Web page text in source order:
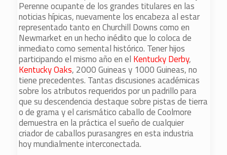
Perenne ocupante de los grandes titulares en las
noticias hípicas, nuevamente los encabeza al estar
representado tanto en Churchill Downs como en
Newmarket en un hecho inédito que lo coloca de
inmediato como semental histórico. Tener hijos
participando el mismo año en el Kentucky Derby,
Kentucky Oaks, 2000 Guineas y 1000 Guineas, no
tiene precedentes. Tantas discusiones académicas
sobre los atributos requeridos por un padrillo para
que su descendencia destaque sobre pistas de tierra
o de grama y el carismático caballo de Coolmore
demuestra en la práctica el sueño de cualquier
criador de caballos purasangres en esta industria
hoy mundialmente interconectada.